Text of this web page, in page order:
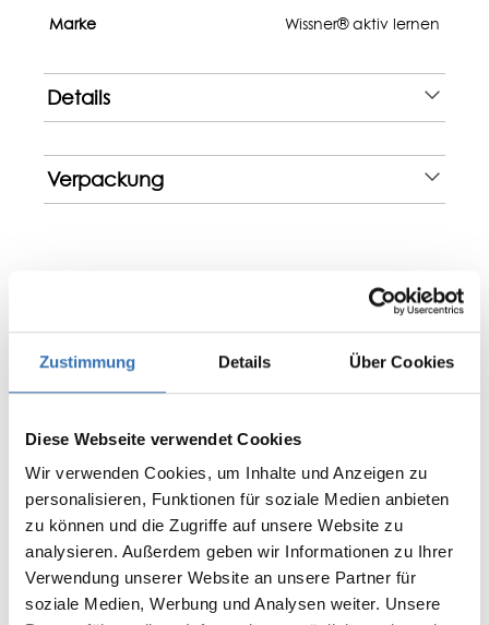
Zustimmung Details Über Cookies
Diese Webseite verwendet Cookies
Wir verwenden Cookies, um Inhalte und Anzeigen zu
personalisieren, Funktionen für soziale Medien anbieten
zu können und die Zugriffe auf unsere Website zu
analysieren. Außerdem geben wir Informationen zu Ihrer
Verwendung unserer Website an unsere Partner für
soziale Medien, Werbung und Analysen weiter. Unsere
Marke
Wissner® aktiv lernen
Details
Verpackung
Teilen Sie Ihre Erfahrungen mit anderen
Kunden.
Bewertung schreiben
Bewertungen nur in der aktuellen Sprache anzeigen.